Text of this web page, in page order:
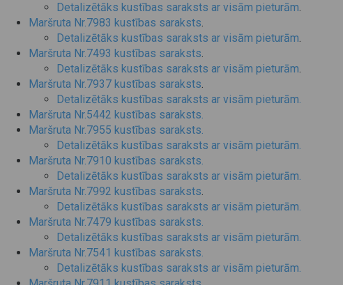
Detalizētāks kustības saraksts ar visām pieturām.
Maršruta Nr.7983 kustības saraksts.
Detalizētāks kustības saraksts ar visām pieturām.
Maršruta Nr.7493 kustības saraksts.
Detalizētāks kustības saraksts ar visām pieturām.
Maršruta Nr.7937 kustības sara​ksts.
Detalizētāks kustības saraksts ar visām pieturām.
Maršruta Nr.5442 kustības sara​ksts.
Maršruta Nr.7955 kustības sara​ksts.
Detalizētāks kustības saraksts ar visām pieturām.
Maršruta Nr.7910 kustības sara​ksts.
Detalizētāks kustības saraksts ar visām pieturām.
Maršruta Nr.7992 kustības sara​ksts.
Detalizētāks kustības saraksts ar visām pieturām.
Maršruta Nr.7479 kustības sara​ksts.
Detalizētāks kustības saraksts ar visām pieturām.
Maršruta Nr.7541 kustības sara​ksts.
Detalizētāks kustības saraksts ar visām pieturām.